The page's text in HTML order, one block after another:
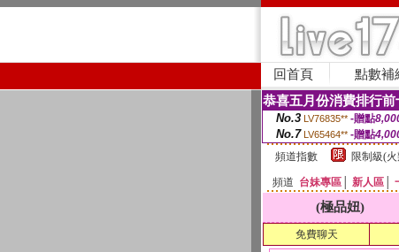
回首頁 點數補
恭喜五月份消費排行
No.3 LV76835** -贈點
No.7 LV65464** -贈點
頻道指數
限制級(
頻道 台妹專區 新人區
(極品妞)
免費聊天